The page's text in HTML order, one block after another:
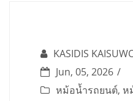
KASIDIS
Jun, 05, 2026
หม้อน้ำรถยนต์, ห